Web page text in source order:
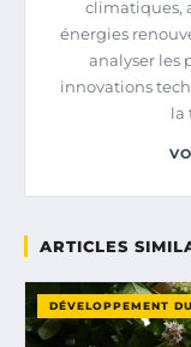
climatiques,
énergies
analyser les
innovations
la
ARTICLES
DÉVELOPPEMENT